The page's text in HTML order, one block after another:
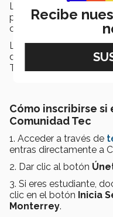
La oferta de cursos Tec
para el público en
comunidad interna.
Los pasos a seguir
del Tec en esa
Tec, son:
Cómo inscribirse
Comunidad Tec
1. Acceder a través de
entras directamente a
2. Dar clic al botón
3. Si eres estudiante,
clic en el botón Inicia
Monterrey.
Recibe